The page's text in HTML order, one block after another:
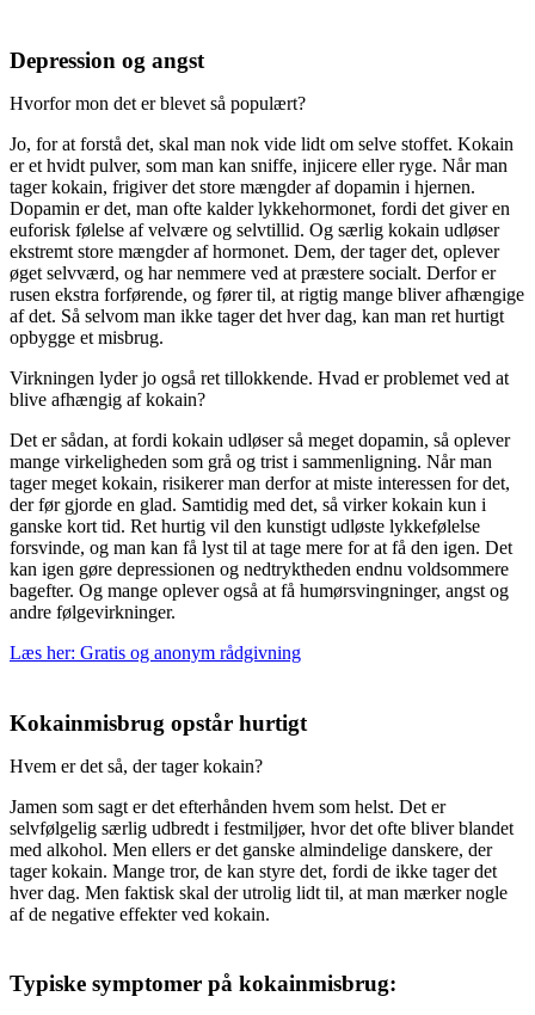
Depression og angst
Hvorfor mon det er blevet så populært?
Jo, for at forstå det, skal man nok vide lidt om selve stoffet. Kokain
er et hvidt pulver, som man kan sniffe, injicere eller ryge. Når man
tager kokain, frigiver det store mængder af dopamin i hjernen.
Dopamin er det, man ofte kalder lykkehormonet, fordi det giver en
euforisk følelse af velvære og selvtillid. Og særlig kokain udløser
ekstremt store mængder af hormonet. Dem, der tager det, oplever
øget selvværd, og har nemmere ved at præstere socialt. Derfor er
rusen ekstra forførende, og fører til, at rigtig mange bliver afhængige
af det. Så selvom man ikke tager det hver dag, kan man ret hurtigt
opbygge et misbrug.
Virkningen lyder jo også ret tillokkende. Hvad er problemet ved at
blive afhængig af kokain?
Det er sådan, at fordi kokain udløser så meget dopamin, så oplever
mange virkeligheden som grå og trist i sammenligning. Når man
tager meget kokain, risikerer man derfor at miste interessen for det,
der før gjorde en glad. Samtidig med det, så virker kokain kun i
ganske kort tid. Ret hurtig vil den kunstigt udløste lykkefølelse
forsvinde, og man kan få lyst til at tage mere for at få den igen. Det
kan igen gøre depressionen og nedtryktheden endnu voldsommere
bagefter. Og mange oplever også at få humørsvingninger, angst og
andre følgevirkninger.
Læs her: Gratis og anonym rådgivning
Kokainmisbrug opstår hurtigt
Hvem er det så, der tager kokain?
Jamen som sagt er det efterhånden hvem som helst. Det er
selvfølgelig særlig udbredt i festmiljøer, hvor det ofte bliver blandet
med alkohol. Men ellers er det ganske almindelige danskere, der
tager kokain. Mange tror, de kan styre det, fordi de ikke tager det
hver dag. Men faktisk skal der utrolig lidt til, at man mærker nogle
af de negative effekter ved kokain.
Typiske symptomer på kokainmisbrug: